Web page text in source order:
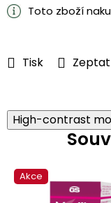
Tisk
Toto zboží
High-contrast
Akce